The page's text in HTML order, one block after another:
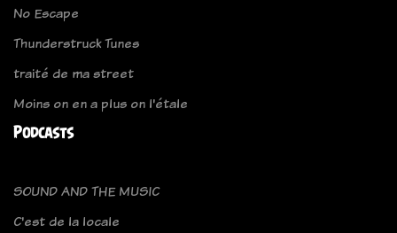
No Escape
Thunderstruck Tunes
traité de ma street
Moins on en a plus on l'étale
Podcasts
SOUND AND THE MUSIC
C'est de la locale